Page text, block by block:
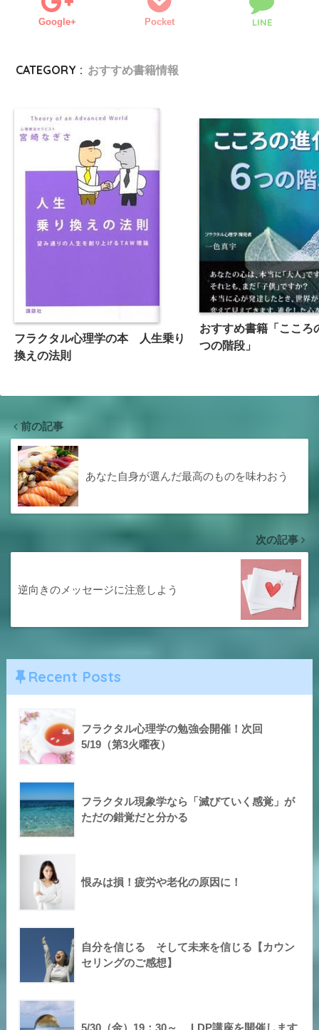
Google+ Pocket LINE
CATEGORY : おすすめ書籍情報
フラクタル心理学の本 人生乗り
換えの法則
おすすめ書籍「こころ
つの階段」
前の記事
あなた自身が選んだ最高のものを味わおう
次の記事
逆向きのメッセージに注意しよう
Recent Posts
フラクタル心理学の勉強会開催！次回
5/19（第3火曜夜）
フラクタル現象学なら「滅びていく感覚」が
ただの錯覚だと分かる
恨みは損！疲労や老化の原因に！
自分を信じる そして未来を信じる【カウン
セリングのご感想】